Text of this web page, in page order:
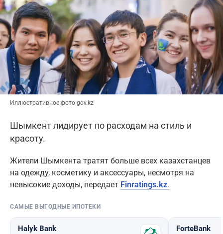
Иллюстративное фото gov.kz
Шымкент лидирует по расходам на стиль и
красоту.
Жители Шымкента тратят больше всех казахстанцев
на одежду, косметику и аксессуары, несмотря на
невысокие доходы, передает Finratings.kz.
САМЫЕ ВЫГОДНЫЕ ИПОТЕКИ
Halyk Bank ForteBank